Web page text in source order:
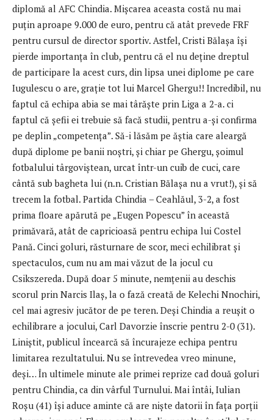
diplomă al AFC Chindia. Mișcarea aceasta costă nu mai
puțin aproape 9.000 de euro, pentru că atât prevede FRF
pentru cursul de director sportiv. Astfel, Cristi Bălașa își
pierde importanța în club, pentru că el nu deține dreptul
de participare la acest curs, din lipsa unei diplome pe care
Iugulescu o are, grație tot lui Marcel Ghergu!! Incredibil, nu
faptul că echipa abia se mai târăște prin Liga a 2-a. ci
faptul că șefii ei trebuie să facă studii, pentru a-și confirma
pe deplin „competența”. Să-i lăsăm pe ăștia care aleargă
după diplome pe banii noștri, și chiar pe Ghergu, șoimul
fotbalului târgoviștean, urcat într-un cuib de cuci, care
cântă sub bagheta lui (n.n. Cristian Bălașa nu a vrut!), și să
trecem la fotbal. Partida Chindia – Ceahlăul, 3-2, a fost
prima floare apărută pe „Eugen Popescu” în această
primăvară, atât de capricioasă pentru echipa lui Costel
Pană. Cinci goluri, răsturnare de scor, meci echilibrat și
spectaculos, cum nu am mai văzut de la jocul cu
Csikszereda. După doar 5 minute, nemțenii au deschis
scorul prin Narcis Ilaș, la o fază creată de Kelechi Nnochiri,
cel mai agresiv jucător de pe teren. Deși Chindia a reușit o
echilibrare a jocului, Carl Davorzie înscrie pentru 2-0 (31).
Liniștit, publicul încearcă să încurajeze echipa pentru
limitarea rezultatului. Nu se întrevedea vreo minune,
deși… În ultimele minute ale primei reprize cad două goluri
pentru Chindia, ca din vârful Turnului. Mai întâi, Iulian
Roșu (41) își aduce aminte că are niște datorii în fața porții